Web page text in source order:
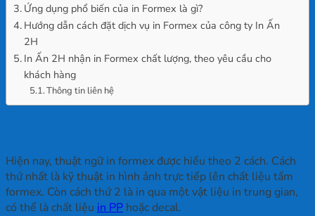
Ứng dụng phổ biến của in Formex là gì?
Hướng dẫn cách đặt dịch vụ in Formex của công ty In Ấn
2H
In Ấn 2H nhận in Formex chất lượng, theo yêu cầu cho
khách hàng
Thông tin liên hệ
Hiện nay, thuật ngữ in formex được hiểu theo 2 cách. Cách
thứ nhất là kỹ thuật in hình ảnh trực tiếp lên chất liệu tấm
formex. Còn cách thứ 2 là in qua một vật liệu in trung gian,
có thể là chất liệu in PP hoặc decal.